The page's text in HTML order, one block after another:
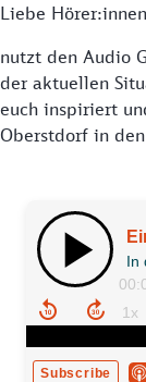
Liebe
nutzt den Audio
der aktuellen
euch inspiriert
Oberstdorf in